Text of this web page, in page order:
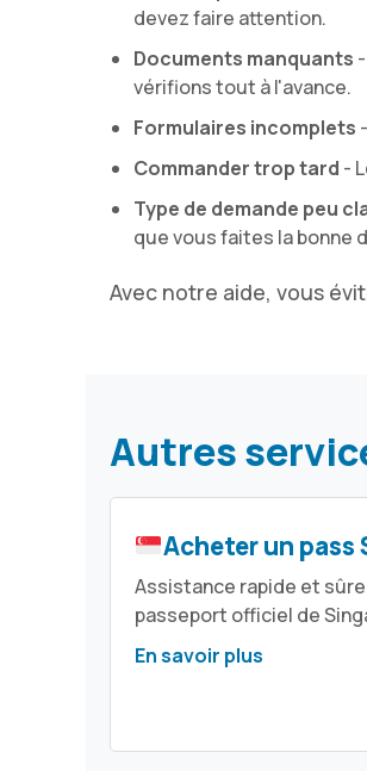
devez faire attention.
Documents manquants
vérifions tout à l'avance.
Formulaires incomplets
Commander trop tard -
Type de demande peu
que vous faites la bonne
Avec notre aide, vous
Autres
Acheter un pass
Assistance rapide et
passeport officiel de
En savoir plus